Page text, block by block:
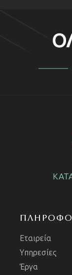
Εταιρεία
Υπηρεσίες
Έργα